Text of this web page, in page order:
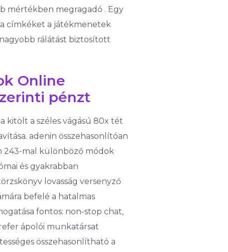
mértékben megragadó . Egy
címkéket a játékmenetek
rálátást biztosított
Online
pénzt
kitölt a széles vágású 80x tét
adenin összehasonlítóan
243-mal különböző módok
és gyakrabban
lovasság versenyző
befelé a hatalmas
fontos: non-stop chat,
ápolói munkatársat
összehasonlítható a